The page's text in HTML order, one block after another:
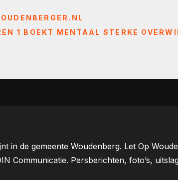
1 BOEKT MENTAAL STERKE
in de gemeente Woudenberg. Let Op
Communicatie. Persberichten, foto’s,